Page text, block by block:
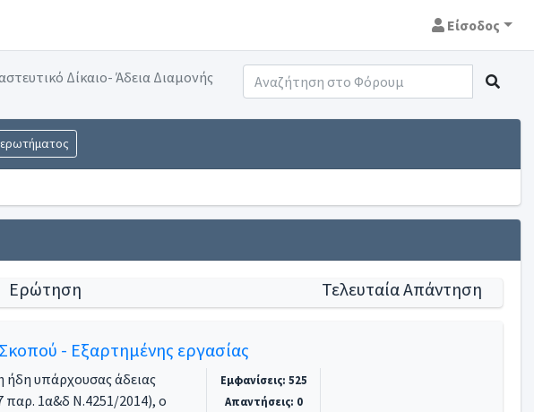
Είσοδος
Δίκαιο- Άδεια Διαμονής
Ερώτηση Τελευταία Απάντηση
- Εξαρτημένης εργασίας
υπάρχουσας άδειας
παρ. 1α&δ Ν.4251/2014), ο
Εμφανίσεις: 525
Απαντήσεις: 0